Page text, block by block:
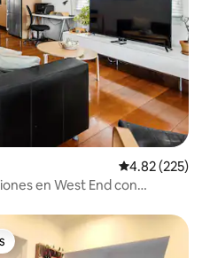
Calificación
4.82 (225)
en West End con